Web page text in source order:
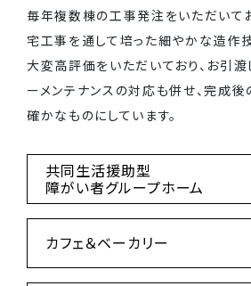
毎年複数棟の工事発注をいただいて
宅工事を通して培った細やかな造作
大変高評価をいただいており、お引
ーメンテナンスの対応も併せ、完成
確かなものにしています。
共同生活援助型
障がい者グループホーム
カフェ＆ベーカリー